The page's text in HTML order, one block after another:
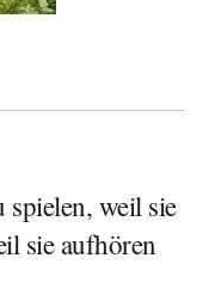
weil sie
sie aufhören